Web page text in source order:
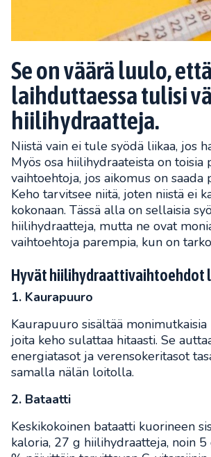
Se on väärä luulo, että
laihduttaessa tulisi
hiilihydraatteja.
Niistä vain ei tule syödä liikaa, jos
Myös osa hiilihydraateista on toisia
vaihtoehtoja, jos aikomus on saada
Keho tarvitsee niitä, joten niistä ei
kokonaan. Tässä alla on sellaisia
hiilihydraatteja, mutta ne ovat
vaihtoehtoja parempia, kun on
Hyvät hiilihydraattivaihtoehdot
1. Kaurapuuro
Kaurapuuro sisältää
joita keho sulattaa hitaasti. Se
energiatasot ja verensokeritasot
samalla nälän loitolla.
2. Bataatti
Keskikokoinen bataatti kuorineen
kaloria, 27 g hiilihydraatteja, noin